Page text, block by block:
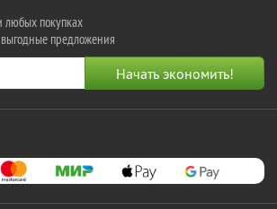
любых покупках
предложения